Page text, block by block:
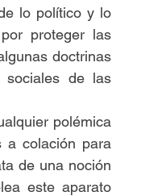
lo político y lo
proteger las
doctrinas
sociales de las
polémica
a colación para
de una noción
este aparato